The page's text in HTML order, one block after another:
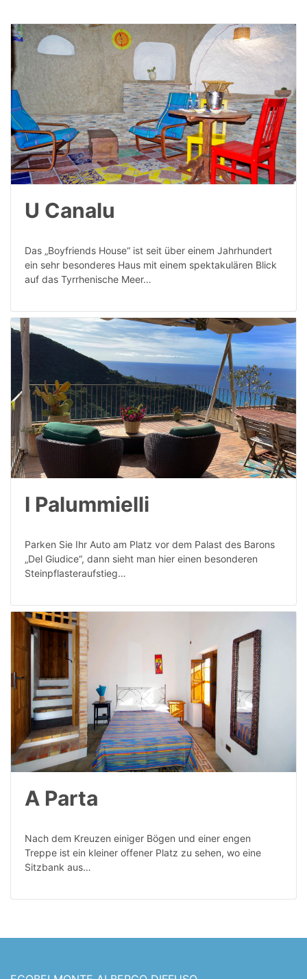
U Canalu
Das „Boyfriends House“ ist seit über einem Jahrhundert
ein sehr besonderes Haus mit einem spektakulären Blick
auf das Tyrrhenische Meer…
I Palummielli
Parken Sie Ihr Auto am Platz vor dem Palast des Barons
„Del Giudice“, dann sieht man hier einen besonderen
Steinpflasteraufstieg…
A Parta
Nach dem Kreuzen einiger Bögen und einer engen
Treppe ist ein kleiner offener Platz zu sehen, wo eine
Sitzbank aus…